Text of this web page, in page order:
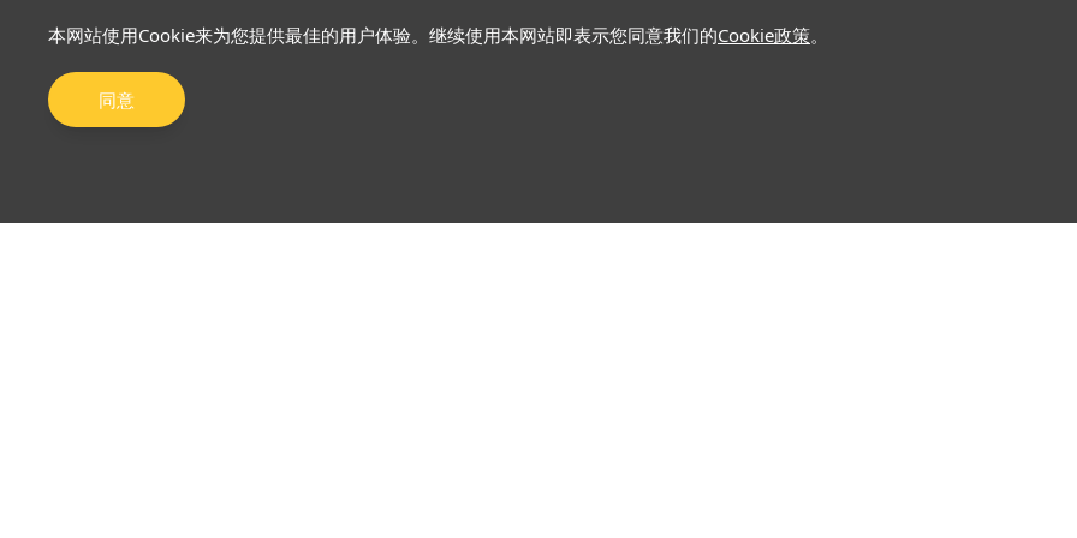
本网站使用Cookie来为您提供最佳的用户体验。继续使用本网站即表示您同意我们的Cookie政策。
同意